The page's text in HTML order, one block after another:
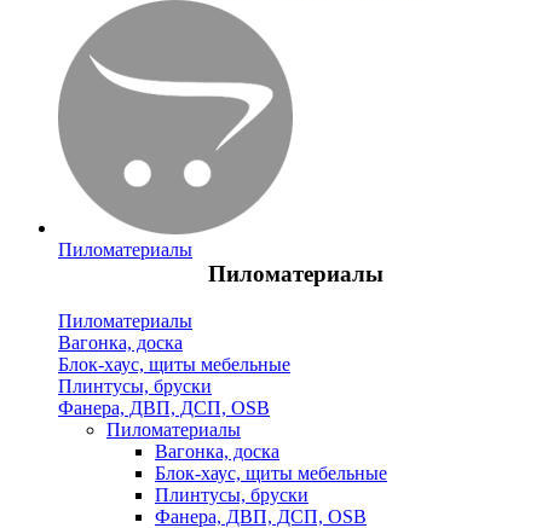
Пиломатериалы
Пиломатериалы
Пиломатериалы
Вагонка, доска
Блок-хаус, щиты мебельные
Плинтусы, бруски
Фанера, ДВП, ДСП, OSB
Пиломатериалы
Вагонка, доска
Блок-хаус, щиты мебельные
Плинтусы, бруски
Фанера, ДВП, ДСП, OSB